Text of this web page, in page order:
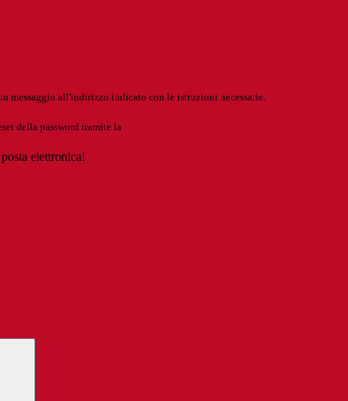
messaggio all'indirizzo indicato con le istruzioni necessarie.
della password tramite la
elettronica!